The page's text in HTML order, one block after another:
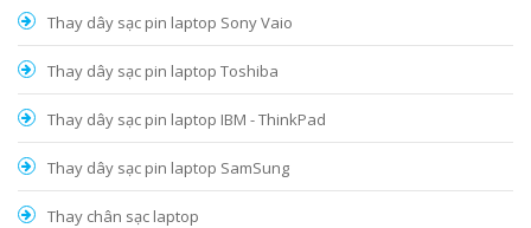
Thay dây sạc pin laptop Sony Vaio
Thay dây sạc pin laptop Toshiba
Thay dây sạc pin laptop IBM - ThinkPad
Thay dây sạc pin laptop SamSung
Thay chân sạc laptop